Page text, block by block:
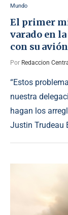
Mundo
El primer
varado en
con su avión
Por Redaccion
“Estos
nuestra
hagan los
Justin Trudeau